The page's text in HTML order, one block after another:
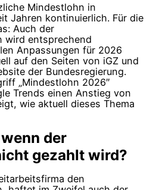
Mindestlohn in
Jahren kontinuierlich. Für die
Auch der
wird entsprechend
Anpassungen für 2026
auf den Seiten von iGZ und
der Bundesregierung.
„Mindestlohn 2026″
Trends einen Anstieg von
wie aktuell dieses Thema
der
gezahlt wird?
den